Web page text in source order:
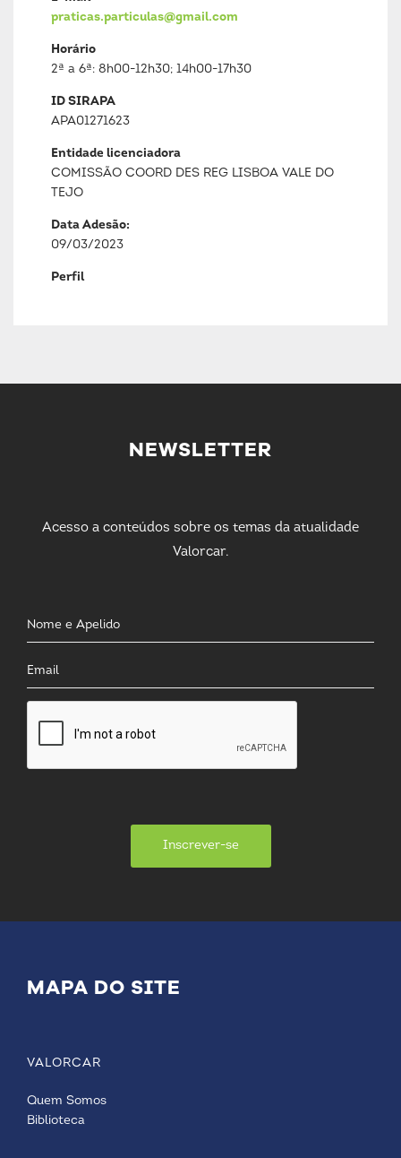
praticas.particulas@gmail.com
Horário
2ª a 6ª: 8h00-12h30; 14h00-17h30
ID SIRAPA
APA01271623
Entidade licenciadora
COMISSÃO COORD DES REG LISBOA VALE DO
TEJO
Data Adesão:
09/03/2023
Perfil
NEWSLETTER
Acesso a conteúdos sobre os temas da atualidade
Valorcar.
Inscrever-se
MAPA DO SITE
VALORCAR
Quem Somos
Biblioteca